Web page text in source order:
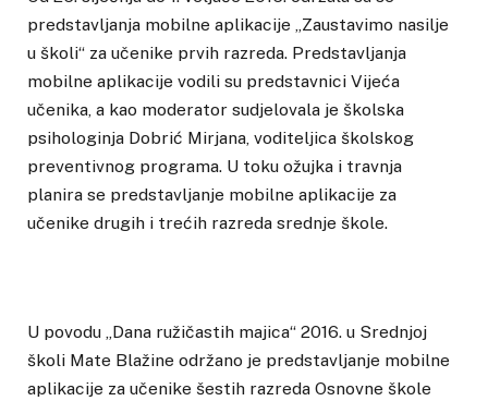
predstavljanja mobilne aplikacije „Zaustavimo nasilje
u školi“ za učenike prvih razreda. Predstavljanja
mobilne aplikacije vodili su predstavnici Vijeća
učenika, a kao moderator sudjelovala je školska
psihologinja Dobrić Mirjana, voditeljica školskog
preventivnog programa. U toku ožujka i travnja
planira se predstavljanje mobilne aplikacije za
učenike drugih i trećih razreda srednje škole.
U povodu „Dana ružičastih majica“ 2016. u Srednjoj
školi Mate Blažine održano je predstavljanje mobilne
aplikacije za učenike šestih razreda Osnovne škole